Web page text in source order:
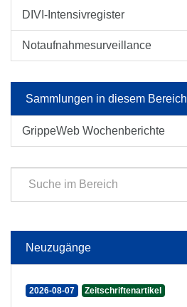
DIVI-Intensivregister
Notaufnahmesurveillance
Sammlungen in diesem Bereich
GrippeWeb Wochenberichte
Neuzugänge
2026-08-07 Zeitschriftenartikel